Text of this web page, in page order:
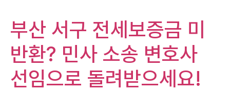
부산 서구 전세보증금 미
반환? 민사 소송 변호사
선임으로 돌려받으세요!